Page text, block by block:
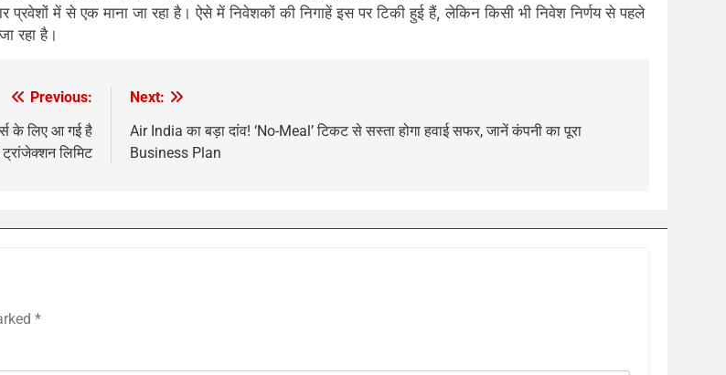
में से एक माना जा रहा है। ऐसे में निवेशकों की निगाहें इस पर टिकी हुई हैं, लेकिन किसी भी निवेश निर्णय से पहले
रहा है।
Previous:
के लिए आ गई है
लिमिट
Next:
Air India का बड़ा दांव! ‘No-Meal’ टिकट से सस्ता होगा हवाई सफर, जानें कंपनी का पूरा
Business Plan
*